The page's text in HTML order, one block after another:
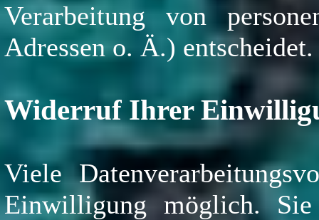
Verarbeitung von
Adressen o. Ä.) entscheidet.
Widerruf Ihrer
Viele
Einwilligung möglich.